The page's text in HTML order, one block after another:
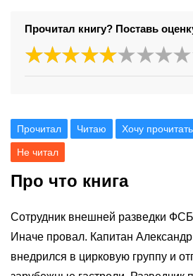
Прочитал книгу? Поставь
Прочитал Читаю Хочу прочитать
Не читал
Про что книга
Сотрудник внешней разведки
Иначе провал. Капитан
внедрился в цирковую группу и